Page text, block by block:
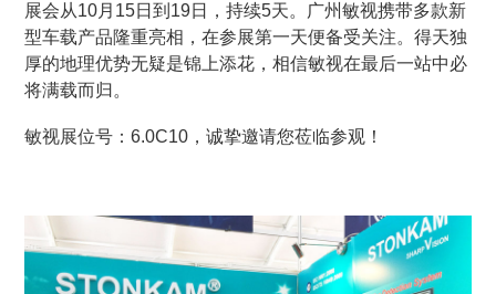
展会从10月15日到19日，持续5天。广州敏视携带多款新
型车载产品隆重亮相，在参展第一天便备受关注。得天独
厚的地理优势无疑是锦上添花，相信敏视在最后一站中必
将满载而归。
敏视展位号：6.0C10，诚挚邀请您莅临参观！